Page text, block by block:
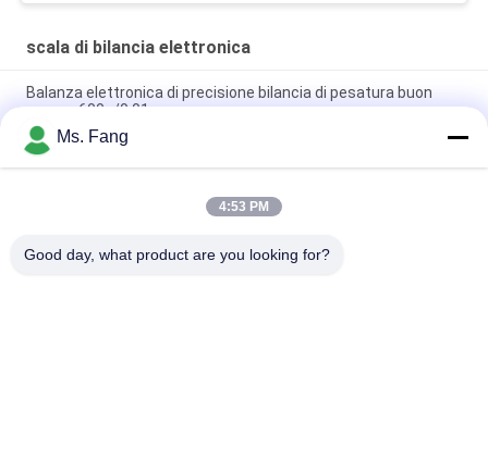
scala di bilancia elettronica
Balanza elettronica di precisione bilancia di pesatura buon
prezzo 600g/0,01g
metro dell'analizzatore dell'umidità dell'alogeno del touch
screen 110g/0.001g
Cassiere LCD a 15,1 pollici del PC del touch screen con la
Ms. Fang
4:53 PM
Good day, what product are you looking for?